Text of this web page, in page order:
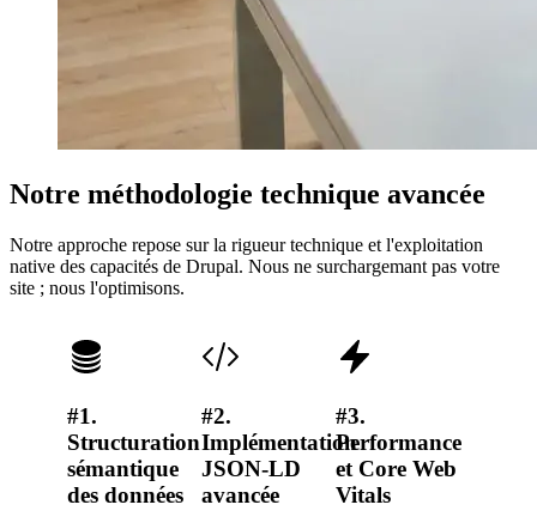
Notre méthodologie technique avancée
Notre approche repose sur la rigueur technique et l'exploitation
native des capacités de Drupal. Nous ne surchargemant pas votre
site ; nous l'optimisons.
#1.
Structuration
sémantique
des données
#2.
Implémentation
JSON-LD
avancée
#3.
Performance
et Core Web
Vitals